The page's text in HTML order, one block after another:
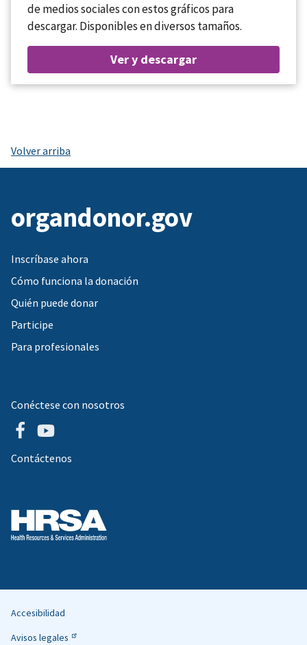
de medios sociales con estos gráficos para
descargar. Disponibles en diversos tamaños.
Ver y descargar
Volver arriba
organdonor.gov
Inscríbase ahora
Cómo funciona la donación
Quién puede donar
Participe
Para profesionales
Conéctese con nosotros
Contáctenos
Helpful
Accesibilidad
Avisos legales